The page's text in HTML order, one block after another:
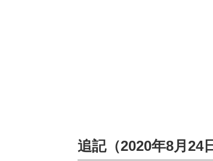
追記（2020年8月24